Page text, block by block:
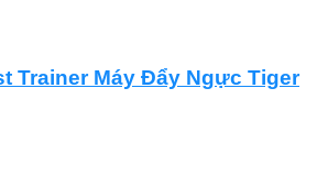
Trainer Máy Đẩy Ngực Tiger